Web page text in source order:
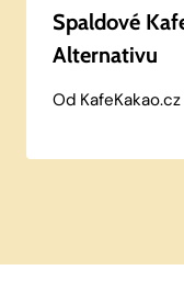
Spaldové
Alternativu
Od KafeKakao.cz